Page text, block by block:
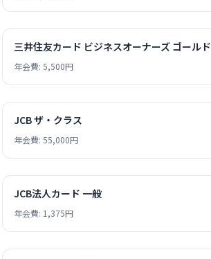
三井住友カード ビジネスオーナーズ ゴールド
年会費: 5,500円
JCB ザ・クラス
年会費: 55,000円
JCB法人カード 一般
年会費: 1,375円